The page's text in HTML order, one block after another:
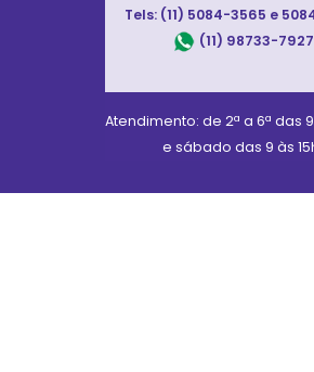
Tels: (11) 5084-3565 e
(11) 98733-7927
Atendimento: de 2ª a 6ª das 9
e sábado das 9 às